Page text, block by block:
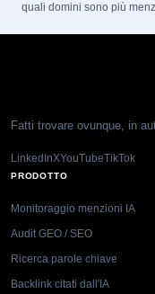
quali domini sono più
Fatti trovare ovunque, in
LinkedInXYouTubeTikTok
PRODOTTO
Monitoraggio menzioni IA
Audit GEO / SEO
Ricerca parole chiave
Backlink citati dall'IA